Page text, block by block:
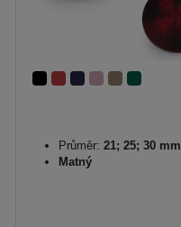
Průměr: 21; 25; 30 mm
Matný